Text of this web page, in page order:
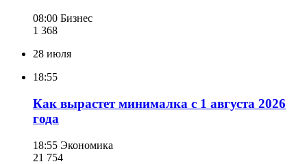
08:00 Бизнес
1 368
28 июля
18:55
Как вырастет минималка с 1 августа 2026
года
18:55 Экономика
21 754